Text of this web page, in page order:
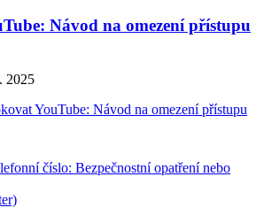
Návod na omezení přístupu
2025
YouTube: Návod na omezení přístupu